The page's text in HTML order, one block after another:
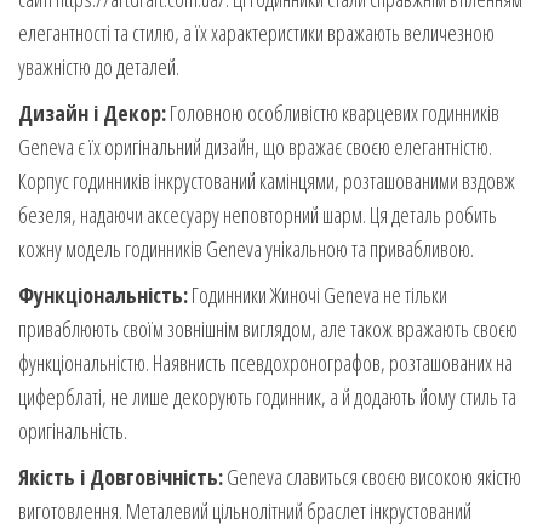
елегантності та стилю, а їх характеристики вражають величезною
уважністю до деталей.
Дизайн і Декор:Головною особливістю кварцевих годинників
Geneva є їх оригінальний дизайн, що вражає своєю елегантністю.
Корпус годинників інкрустований камінцями, розташованими вздовж
безеля, надаючи аксесуару неповторний шарм. Ця деталь робить
кожну модель годинників Geneva унікальною та привабливою.
Функціональність:Годинники Жиночі Geneva не тільки
приваблюють своїм зовнішнім виглядом, але також вражають своєю
функціональністю. Наявнисть псевдохронографов, розташованих на
циферблаті, не лише декорують годинник, а й додають йому стиль та
оригінальність.
Якість і Довговічність:Geneva славиться своєю високою якістю
виготовлення. Металевий цільнолітний браслет інкрустований